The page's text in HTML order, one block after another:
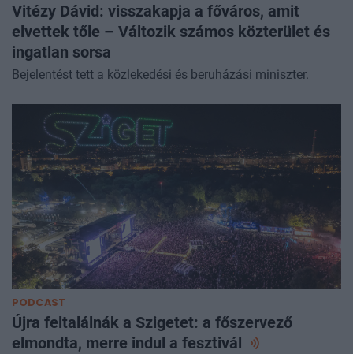
Vitézy Dávid: visszakapja a főváros, amit
elvettek tőle – Változik számos közterület és
ingatlan sorsa
Bejelentést tett a közlekedési és beruházási miniszter.
PODCAST
Újra feltalálnák a Szigetet: a főszervező
elmondta, merre indul a fesztivál